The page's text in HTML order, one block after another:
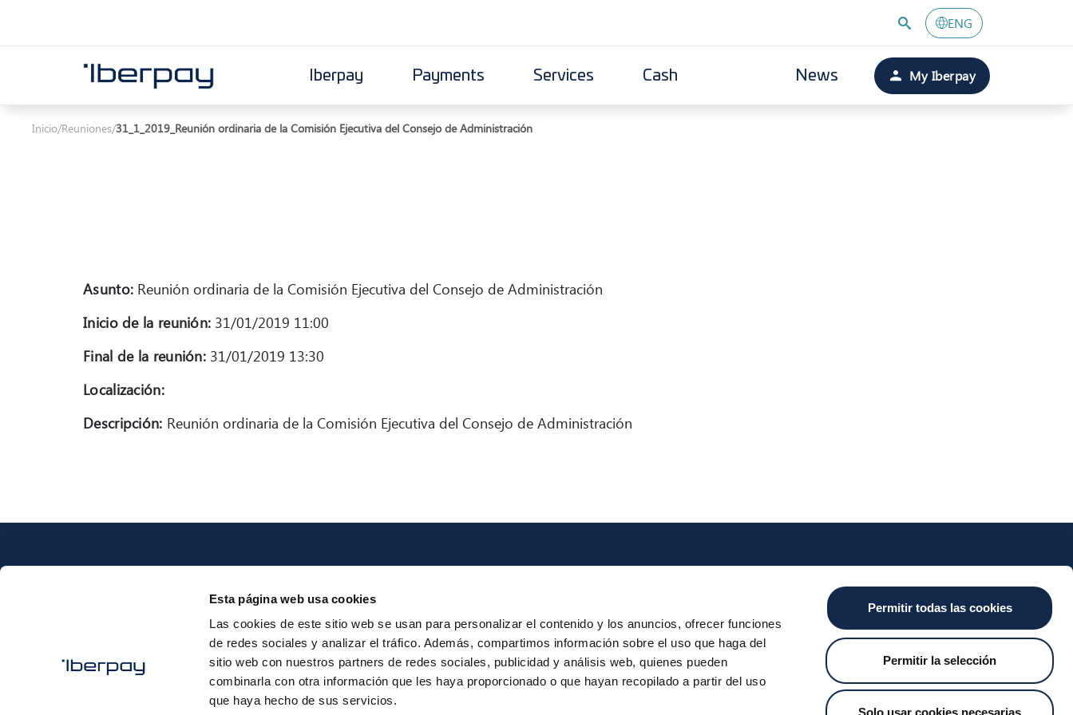
Esta página web usa cookies
Las cookies de este sitio web se usan para personalizar el contenido y los anuncios, ofrecer funciones
de redes sociales y analizar el tráfico. Además, compartimos información sobre el uso que haga del
sitio web con nuestros partners de redes sociales, publicidad y análisis web, quienes pueden
combinarla con otra información que les haya proporcionado o que hayan recopilado a partir del uso
que haya hecho de sus servicios.
Permitir todas las cookies
Permitir la selección
Solo usar cookies necesarias
ENG
Iberpay
Iberpay Payments Services Cash News My Iberpay
Inicio/Reuniones/31_1_2019_Reunión ordinaria de la Comisión Ejecutiva del Consejo de Administración
Asunto: Reunión ordinaria de la Comisión Ejecutiva del Consejo de Administración
Inicio de la reunión: 31/01/2019 11:00
Final de la reunión: 31/01/2019 13:30
Localización:
Descripción: Reunión ordinaria de la Comisión Ejecutiva del Consejo de Administración
Annual Reports
Instant Credit Transfers
RTP
About the SDA
Services
Valitic
Payguard
Account Switching
News
Iberpay News